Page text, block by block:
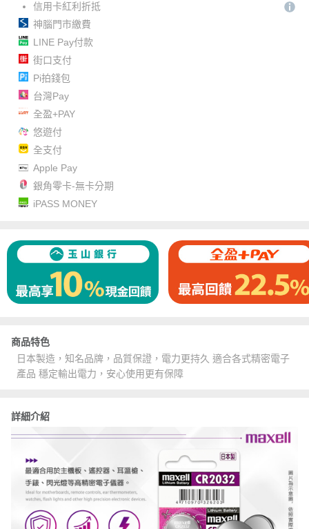
信用卡紅利折抵
神腦門市繳費
LINE Pay付款
街口支付
Pi拍錢包
台灣Pay
全盈+PAY
悠遊付
全支付
Apple Pay
銀角零卡-無卡分期
iPASS MONEY
商品特色
日本製造，知名品牌，品質保證，電力更持久 適合各式精密電子
產品 穩定輸出電力，安心使用更有保障
詳細介紹